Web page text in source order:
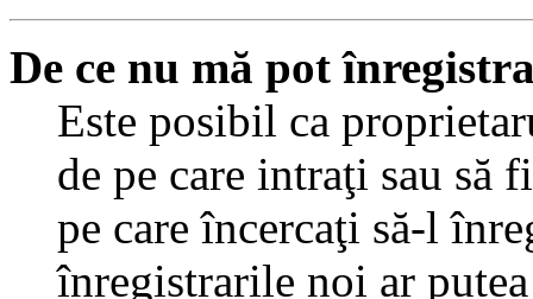
De ce nu mă pot
Este posibil ca
de pe care intraţi sau să
pe care încercaţi să-l
înregistrarile noi ar